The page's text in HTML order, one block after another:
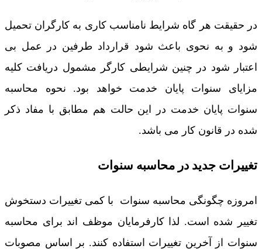
در حقیقت هر گاه شرایط نامناسب کاری به کارگران تحمیل
شود و به نحوی باعث شود قرارداد طرفین در عمل بی
اعتبار شود در چنین شرایطی کارگر مشمول دریافت کلیه
مزایای سنوات پایان خدمت خواهد بود. نحوه محاسبه
سنوات پایان خدمت در این حالت هم مطابق با مفاد ذکر
شده در قانون کار می باشد.
تغییرات جدید در محاسبه سنوات
امروزه چگونگی محاسبه سنوات با کمی تغییرات دستخوش
تغییر شده است. لذا کارفرمایان موظف اند برای محاسبه
سنوات از آخرین تغییرات استفاده کنند. بر اساس مصوبات